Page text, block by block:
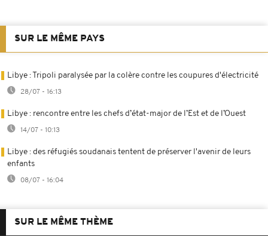
SUR LE MÊME PAYS
Libye : Tripoli paralysée par la colère contre les coupures d'électricité
28/07 - 16:13
Libye : rencontre entre les chefs d’état-major de l’Est et de l’Ouest
14/07 - 10:13
Libye : des réfugiés soudanais tentent de préserver l'avenir de leurs
enfants
08/07 - 16:04
SUR LE MÊME THÈME